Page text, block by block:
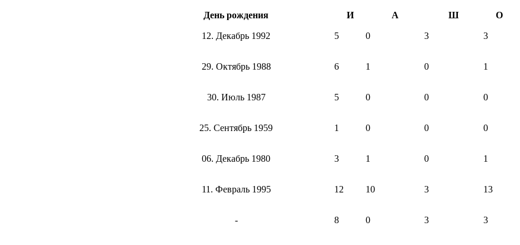
День рождения И А Ш О
12. Декабрь 1992 5 0 3 3
29. Октябрь 1988 6 1 0 1
30. Июль 1987 5 0 0 0
25. Сентябрь 1959 1 0 0 0
06. Декабрь 1980 3 1 0 1
11. Февраль 1995 12 10 3 13
- 8 0 3 3